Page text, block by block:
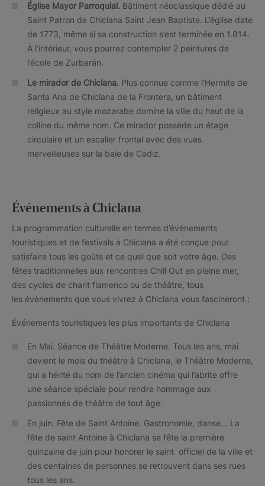
Église Mayor Parroquial. Bâtiment néoclassique dédié au
Saint Patron de Chiclana Saint Jean Baptiste. L’église date
de 1773, même si sa construction s’est terminée en 1.814.
À l’intérieur, vous pourrez contempler 2 peintures de
l’école de Zurbarán.
Le mirador de Chiclana. Plus connue comme l’Hermite de
Santa Ana de Chiclana de la Frontera, un bâtiment
religieux au style mozarabe domine la ville du haut de la
colline du même nom. Ce mirador possède un étage
circulaire et un escalier frontal avec des vues
merveilleuses sur la baie de Cadiz.
Événements à Chiclana
La programmation culturelle en termes d’évènements
touristiques et de festivals à Chiclana a été conçue pour
satisfaire tous les goûts et ce quel que soit votre âge. Des
fêtes traditionnelles aux rencontres Chill Out en pleine mer,
des cycles de chant flamenco ou de théâtre, tous
les évènements que vous vivrez à Chiclana vous fascineront :
Événements touristiques les plus importants de Chiclana
En Mai. Séance de Théâtre Moderne. Tous les ans, mai
devient le mois du théâtre à Chiclana, le Théâtre Moderne,
qui a hérité du nom de l’ancien cinéma qui l’abrite offre
une séance spéciale pour rendre hommage aux
passionnés de théâtre de tout âge.
En juin. Fête de Saint Antoine. Gastronomie, danse... La
fête de saint Antoine à Chiclana se fête la première
quinzaine de juin pour honorer le saint officiel de la ville et
des centaines de personnes se retrouvent dans ses rues
tous les ans.